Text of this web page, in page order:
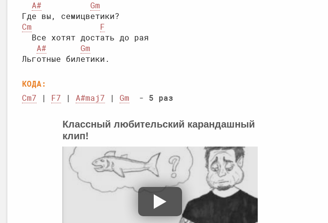
A#
Gm
Cm
F
A#
Gm
КОДА:
Cm7 | F7 | A#maj7 | Gm
  -
5 раз
Классный любительский карандашный
клип!